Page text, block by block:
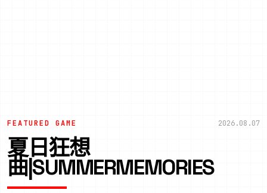
FEATURED GAME 2026.08.07
夏日狂想
曲|SUMMERMEMORIES